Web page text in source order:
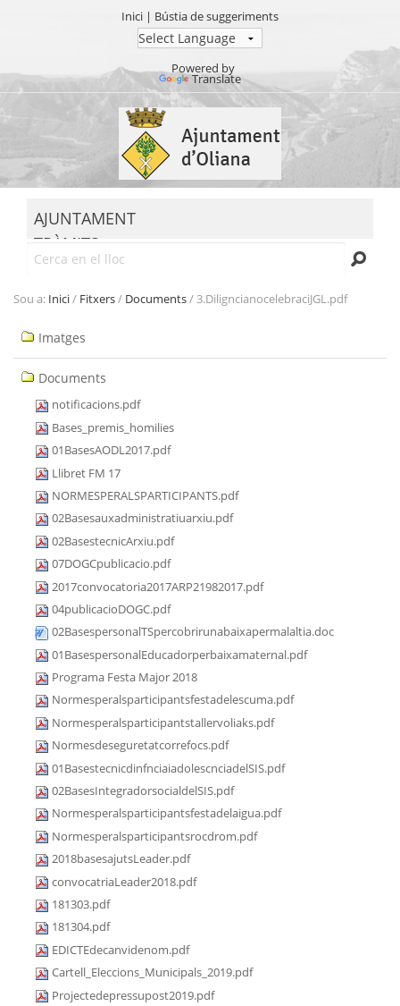
Inici | Bústia de suggeriments
Powered by
Translate
contingut.
Salta
AJUNTAMENT
TRÀMITS
SEU ELECTRÒNICA
TRANSPARÈNCIA
Sou a: Inici/ Fitxers/ Documents/3.DiligncianocelebraciJGL.pdf
Navegació
Imatges
Documents
notificacions.pdf
Bases_premis_homilies
01BasesAODL2017.pdf
Llibret FM 17
NORMESPERALSPARTICIPANTS.pdf
02Basesauxadministratiuarxiu.pdf
02BasestecnicArxiu.pdf
07DOGCpublicacio.pdf
2017convocatoria2017ARP21982017.pdf
04publicacioDOGC.pdf
02BasespersonalTSpercobrirunabaixapermalaltia.doc
01BasespersonalEducadorperbaixamaternal.pdf
Programa Festa Major 2018
Normesperalsparticipantsfestadelescuma.pdf
Normesperalsparticipantstallervoliaks.pdf
Normesdeseguretatcorrefocs.pdf
01BasestecnicdinfnciaiadolescnciadelSIS.pdf
02BasesIntegradorsocialdelSIS.pdf
Normesperalsparticipantsfestadelaigua.pdf
Normesperalsparticipantsrocdrom.pdf
2018basesajutsLeader.pdf
convocatriaLeader2018.pdf
181303.pdf
181304.pdf
EDICTEdecanvidenom.pdf
Cartell_Eleccions_Municipals_2019.pdf
Projectedepressupost2019.pdf